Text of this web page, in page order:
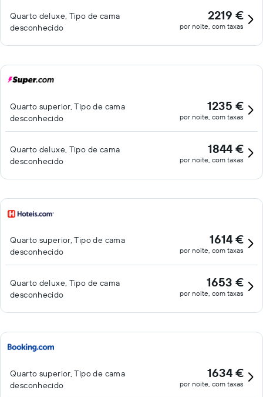
Quarto deluxe, Tipo de cama
desconhecido
2219 €
por noite, com taxas
Quarto superior, Tipo de cama
desconhecido
1235 €
por noite, com taxas
Quarto deluxe, Tipo de cama
desconhecido
1844 €
por noite, com taxas
Quarto superior, Tipo de cama
desconhecido
1614 €
por noite, com taxas
Quarto deluxe, Tipo de cama
desconhecido
1653 €
por noite, com taxas
Quarto superior, Tipo de cama
desconhecido
1634 €
por noite, com taxas